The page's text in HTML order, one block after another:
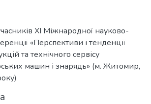
XI Міжнародної науково-
«Перспективи і тенденції
та технічного сервісу
машин і знарядь» (м. Житомир,